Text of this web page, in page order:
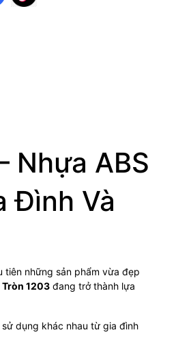
Nhựa ABS
Đình Và
những sản phẩm vừa đẹp
1203 đang trở thành lựa
dụng khác nhau từ gia đình